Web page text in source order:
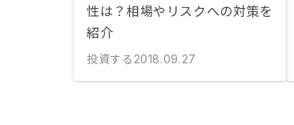
性は？相場やリスクへの対策を
紹介
投資する 2018.09.27